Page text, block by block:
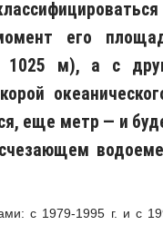
его
1025 м), а с
еще метр — и
с 1979-1995 г. и с